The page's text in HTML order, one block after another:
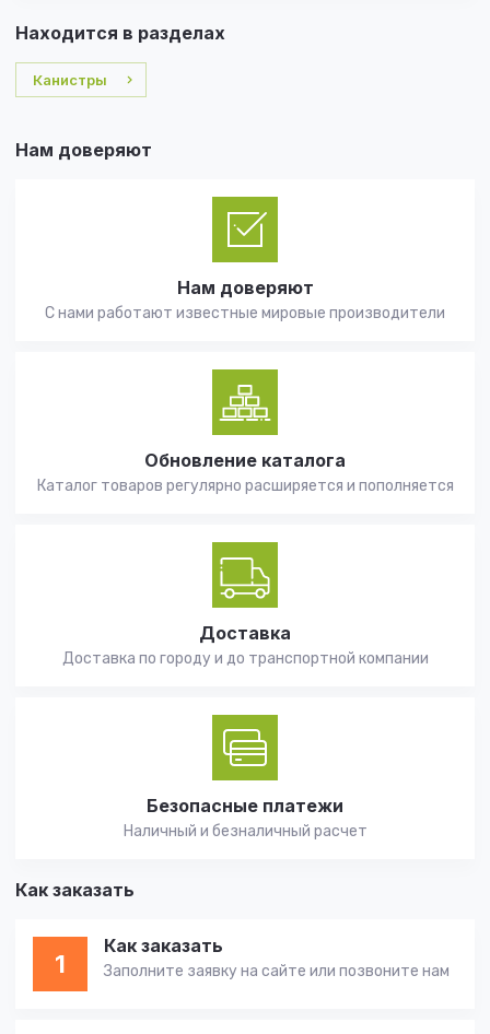
Находится в разделах
Канистры
Нам доверяют
Нам доверяют
С нами работают известные мировые производители
Обновление каталога
Каталог товаров регулярно расширяется и пополняется
Доставка
Доставка по городу и до транспортной компании
Безопасные платежи
Наличный и безналичный расчет
Как заказать
1
Как заказать
Заполните заявку на сайте или позвоните нам